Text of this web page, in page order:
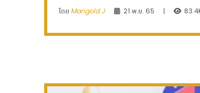
โดย Marigold J 21 พ.ย. 65 |